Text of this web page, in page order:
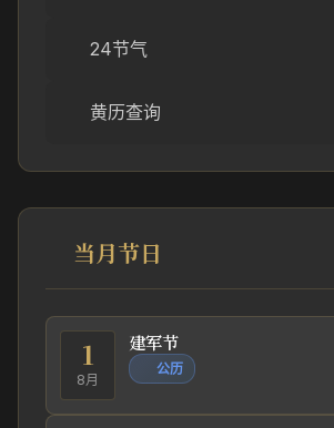
24节气
黄历查询
当月节日
1
8月
建军节
公历